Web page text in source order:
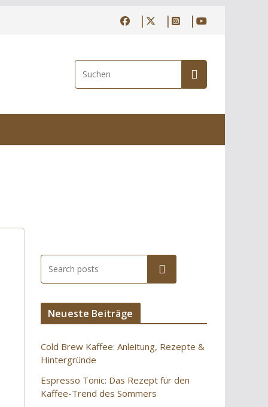
Suchen
Neueste Beiträge
Cold Brew Kaffee: Anleitung, Rezepte &
Hintergründe
Espresso Tonic: Das Rezept für den
Kaffee-Trend des Sommers